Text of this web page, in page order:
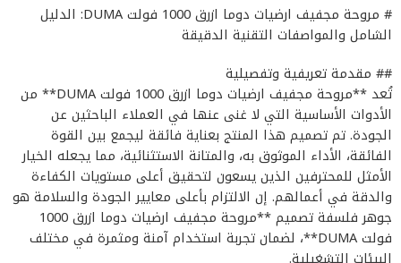
# مروحة مجفيف ارضيات دوما ازرق 1000 فولت DUMA: الدليل
الشامل والمواصفات التقنية الدقيقة
## مقدمة تعريفية وتفصيلية
تُعد **مروحة مجفيف ارضيات دوما ازرق 1000 فولت DUMA** من
الأدوات الأساسية التي لا غنى عنها في العملاء الباحثين عن
الجودة. تم تصميم هذا المنتج بعناية فائقة ليجمع بين القوة
الفائقة، الأداء الموثوق به، والمتانة الاستثنائية، مما يجعله الخيار
الأمثل للمحترفين الذين يسعون لتحقيق أعلى مستويات الكفاءة
والدقة في أعمالهم. إن الالتزام بأعلى معايير الجودة والسلامة هو
جوهر فلسفة تصميم **مروحة مجفيف ارضيات دوما ازرق 1000
فولت DUMA**، لضمان تجربة استخدام آمنة ومثمرة في مختلف